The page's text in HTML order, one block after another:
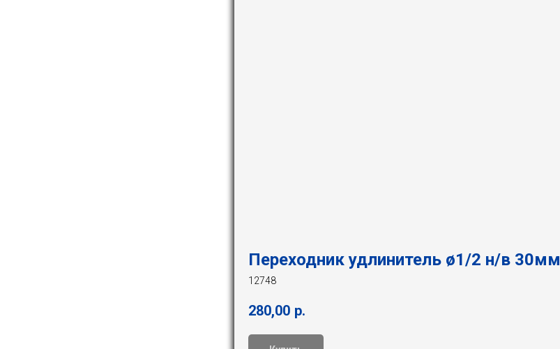
Переходник удлинитель ø1/2 н/в 30мм
12748
280,00 р.